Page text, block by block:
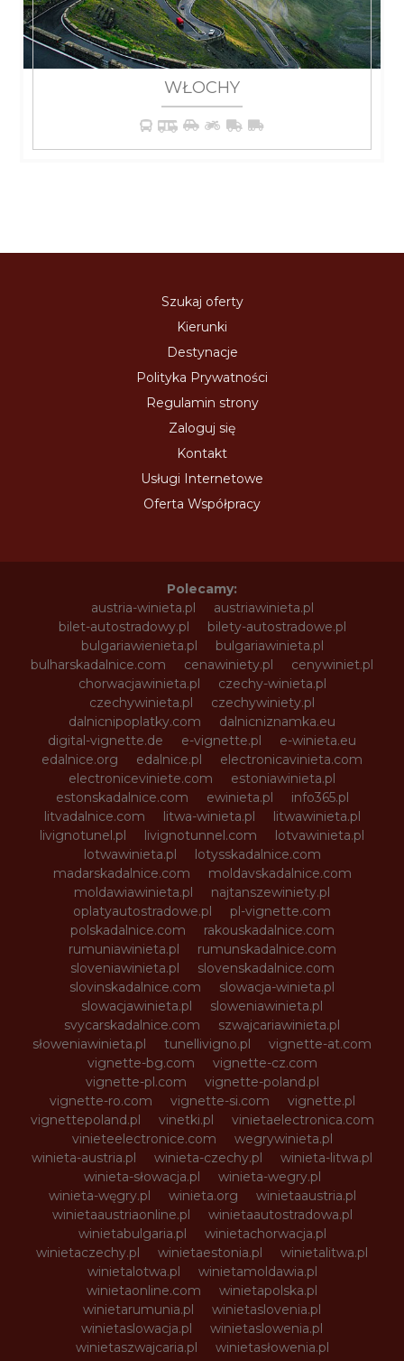
WŁOCHY
Szukaj oferty
Kierunki
Destynacje
Polityka Prywatności
Regulamin strony
Zaloguj się
Kontakt
Usługi Internetowe
Oferta Współpracy
Polecamy:
austria-winieta.pl
austriawinieta.pl
bilet-autostradowy.pl
bilety-autostradowe.pl
bulgariawienieta.pl
bulgariawinieta.pl
bulharskadalnice.com
cenawiniety.pl
cenywiniet.pl
chorwacjawinieta.pl
czechy-winieta.pl
czechywinieta.pl
czechywiniety.pl
dalnicnipoplatky.com
dalnicniznamka.eu
digital-vignette.de
e-vignette.pl
e-winieta.eu
edalnice.org
edalnice.pl
electronicavinieta.com
electroniceviniete.com
estoniawinieta.pl
estonskadalnice.com
ewinieta.pl
info365.pl
litvadalnice.com
litwa-winieta.pl
litwawinieta.pl
livignotunel.pl
livignotunnel.com
lotvawinieta.pl
lotwawinieta.pl
lotysskadalnice.com
madarskadalnice.com
moldavskadalnice.com
moldawiawinieta.pl
najtanszewiniety.pl
oplatyautostradowe.pl
pl-vignette.com
polskadalnice.com
rakouskadalnice.com
rumuniawinieta.pl
rumunskadalnice.com
sloveniawinieta.pl
slovenskadalnice.com
slovinskadalnice.com
slowacja-winieta.pl
slowacjawinieta.pl
sloweniawinieta.pl
svycarskadalnice.com
szwajcariawinieta.pl
słoweniawinieta.pl
tunellivigno.pl
vignette-at.com
vignette-bg.com
vignette-cz.com
vignette-pl.com
vignette-poland.pl
vignette-ro.com
vignette-si.com
vignette.pl
vignettepoland.pl
vinetki.pl
vinietaelectronica.com
vinieteelectronice.com
wegrywinieta.pl
winieta-austria.pl
winieta-czechy.pl
winieta-litwa.pl
winieta-słowacja.pl
winieta-wegry.pl
winieta-węgry.pl
winieta.org
winietaaustria.pl
winietaaustriaonline.pl
winietaautostradowa.pl
winietabulgaria.pl
winietachorwacja.pl
winietaczechy.pl
winietaestonia.pl
winietalitwa.pl
winietalotwa.pl
winietamoldawia.pl
winietaonline.com
winietapolska.pl
winietarumunia.pl
winietaslovenia.pl
winietaslowacja.pl
winietaslowenia.pl
winietaszwajcaria.pl
winietasłowenia.pl